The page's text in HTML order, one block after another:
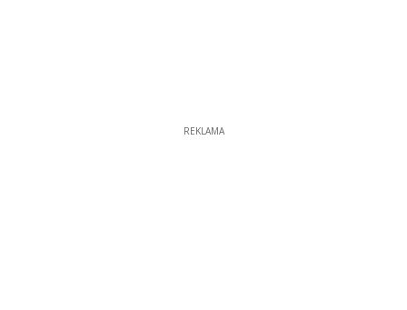
REKLAMA